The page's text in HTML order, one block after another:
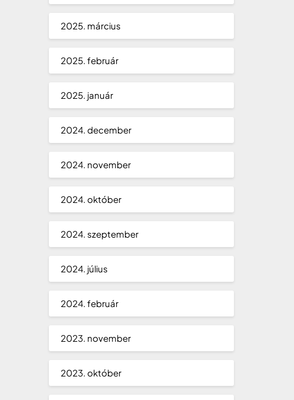
2025. március
2025. február
2025. január
2024. december
2024. november
2024. október
2024. szeptember
2024. július
2024. február
2023. november
2023. október